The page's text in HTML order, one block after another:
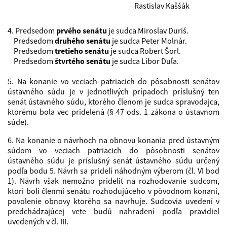
Rastislav Kaššák
4. Predsedom prvého senátu je sudca Miroslav Duriš.
Predsedom druhého senátu je sudca Peter Molnár.
Predsedom tretieho senátu je sudca Robert Šorl.
Predsedom štvrtého senátu je sudca Libor Duľa.
5. Na konanie vo veciach patriacich do pôsobnosti senátov
ústavného súdu je v jednotlivých prípadoch príslušný ten
senát ústavného súdu, ktorého členom je sudca spravodajca,
ktorému bola vec pridelená (§ 47 ods. 1 zákona o ústavnom
súde).
6. Na konanie o návrhoch na obnovu konania pred ústavným
súdom vo veciach patriacich do pôsobnosti senátov
ústavného súdu je príslušný senát ústavného súdu určený
podľa bodu 5. Návrh sa pridelí náhodným výberom (čl. VI bod
1). Návrh však nemožno prideliť na rozhodovanie sudcom,
ktorí boli členmi senátu rozhodujúceho v pôvodnom konaní,
povolenie obnovy ktorého sa navrhuje. Sudcovia uvedení v
predchádzajúcej vete budú nahradení podľa pravidiel
uvedených v čl. III.